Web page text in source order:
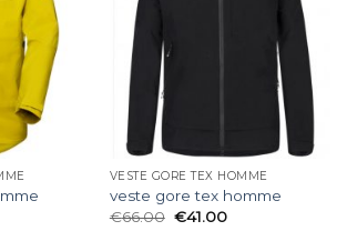
VESTE GORE TEX HOMME
veste gore tex homme
€66.00 €41.00